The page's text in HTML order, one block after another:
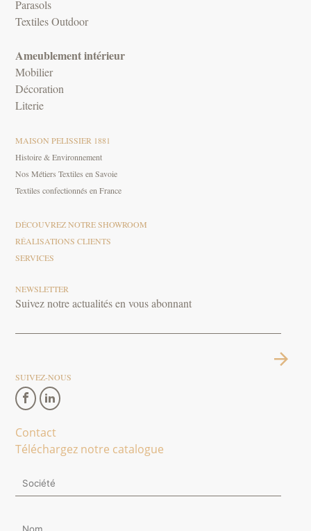
Parasols
Textiles Outdoor
Ameublement intérieur
Mobilier
Décoration
Literie
MAISON PELISSIER 1881
Histoire & Environnement
Nos Métiers Textiles en Savoie
Textiles confectionnés en France
DÉCOUVREZ NOTRE SHOWROOM
RÉALISATIONS CLIENTS
SERVICES
NEWSLETTER
Suivez notre actualités en vous abonnant
SUIVEZ-NOUS
Contact
Téléchargez notre catalogue